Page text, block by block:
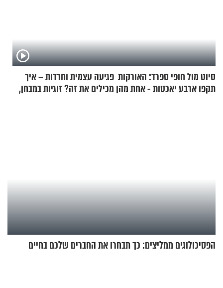
סיוט מול חופי ספרד: האורקות
תקפו ארבע יאכטות - אחת מהן
פגיעה עצמית וחרדות – איך
מכילים את זה? זוגיות במבחן,
הפסיכולוגים ממליצים: כך תבחרו את החברים שלכם בחיים